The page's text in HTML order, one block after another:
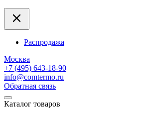
Распродажа
Москва
+7 (495) 643-18-90
info@comtermo.ru
Обратная связь
Каталог товаров